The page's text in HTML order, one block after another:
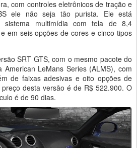
com controles eletrônicos de tração e
ele não seja tão purista. Ele está
sistema multimídia com tela de 8,4
em seis opções de cores e cinco tipos
SRT GTS, com o mesmo pacote do
LeMans Series (ALMS), com
de faixas adesivas e oito opções de
desta versão é de R$ 522.900. O
é de 90 dias.